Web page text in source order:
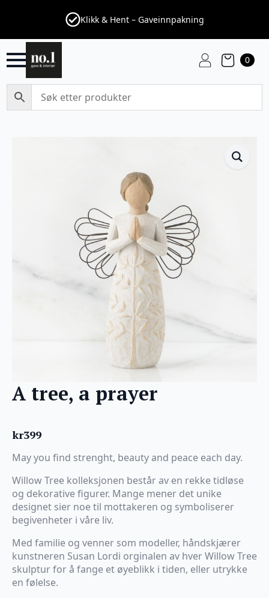
Klikk & Hent – Gaveinnpakning
0
A tree, a prayer
kr399
May you find strenght, beauty and peace each day.
Willow Tree kolleksjonen består av en rekke tidløse
og dekorative figurer. Mange mener det unike
designet sier noe til mottakeren og symboliserer
begivenheter i våre liv.
Med familie og venner som modeller, håndskjærer
kunstneren Susan Lordi orginalen av hver Willow Tree
skulptur for å fange et øyeblikk i tiden, eller utrykke
en følelse.